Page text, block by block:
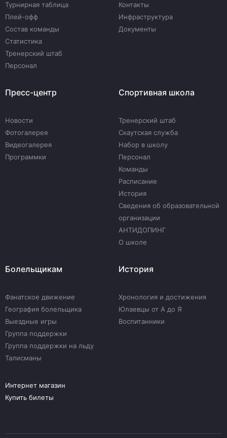
Турнирная таблица
Плей-офф
Состав команды
Статистика
Тренерский штаб
Персонал
Контакты
Инфраструктура
Документы
Пресс-центр
Новости
Фотогалерея
Видеогалерея
Программки
Спортивная школа
Тренерский штаб
Скаутская служба
Набор в школу
Персонал
Команды
Расписание
История
Сведения об образовательной
организации
АНТИДОПИНГ
О школе
Болельщикам
Фанатское движение
География болельщика
Выездные игры
Группа поддержки
Группа поддержки на льду
Талисманы
История
Хронология и достижения
Юлаевцы от А до Я
Воспитанники
Интернет магазин
Купить билеты